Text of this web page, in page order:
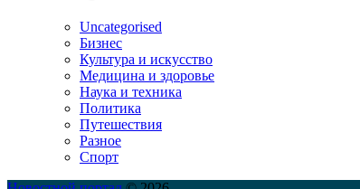
Uncategorised
Бизнес
Культура и искусство
Медицина и здоровье
Наука и техника
Политика
Путешествия
Разное
Спорт